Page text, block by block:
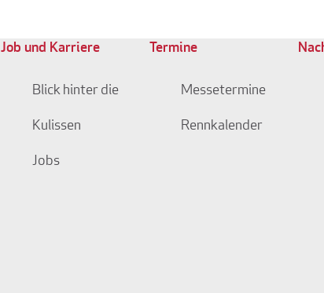
Job und Karriere
Blick hinter die
Kulissen
Jobs
Termine
Messetermine
Rennkalender